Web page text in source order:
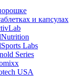
и капсулах
Labs
Series
USA